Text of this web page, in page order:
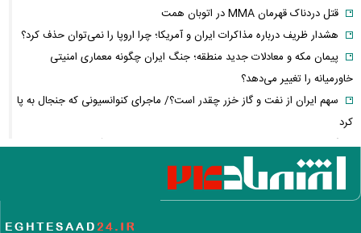
قتل دردناک قهرمان MMA در اتوبان همت
هشدار ظریف درباره مذاکرات ایران و آمریکا؛ چرا اروپا را نمی‌توان حذف کرد؟
پیمان مکه و معادلات جدید منطقه؛ جنگ ایران چگونه معماری امنیتی
خاورمیانه را تغییر می‌دهد؟
سهم ایران از نفت و گاز خزر چقدر است؟/ ماجرای کنوانسیونی که جنجال به پا
کرد
گواهینامه موتور برای زنان از چه زمانی صادر می‌شود؟ + آخرین خبر و جزئیات
فیلم/بهاره رهنما راز ماندگاری هدیه تهرانی را لو داد
پشت پرده افتتاح مخفیانه باغ‌وحش انزلی؛ مجموعه‌ای که محیط‌زیست آن را